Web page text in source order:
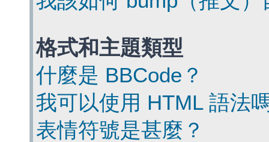
格式和主題類型
什麼是 BBCode？
我可以使用 HTML 語法
表情符號是甚麼？